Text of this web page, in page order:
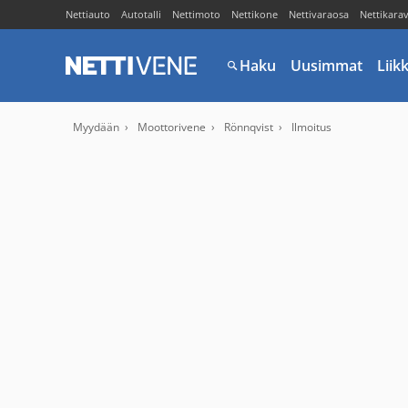
Nettiauto Autotalli Nettimoto Nettikone Nettivaraosa
Haku Uusimmat
Myydään Moottorivene Rönnqvist Ilmoitus